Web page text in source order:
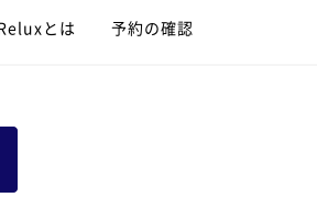
とは 予約の確認